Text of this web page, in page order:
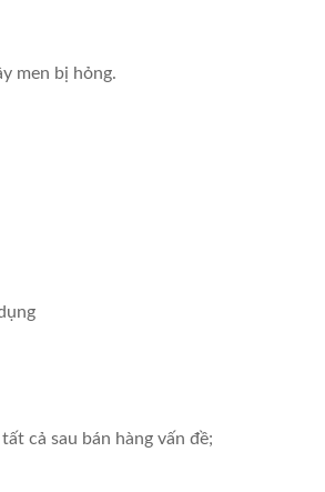
men bị hỏng.
cả sau bán hàng vấn đề;